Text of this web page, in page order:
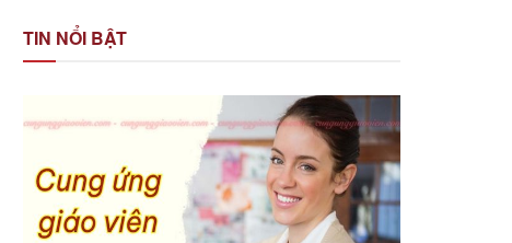
TIN NỔI BẬT